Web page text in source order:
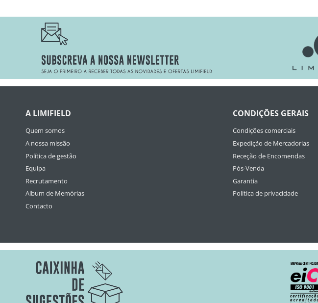
A LIMIFIELD
Quem somos
A nossa missão
Política de gestão
Equipa
Recrutamento
Album de Memórias
Contacto
CONDIÇÕES GERAIS
Condições comerciais
Expedição de Mercadorias
Receção de Encomendas
Pós-Venda
Garantia
Política de privacidade